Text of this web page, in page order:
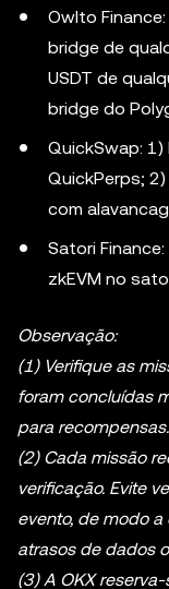
Owlto
bridge de
USDT de
bridge do
QuickSwap:
QuickPerps;
com
Satori
zkEVM no
Observação:
(1) Verifique as
foram concluídas
para recompensas.
(2) Cada missão
verificação. Evite
evento, de modo
atrasos de dados
(3) A OKX